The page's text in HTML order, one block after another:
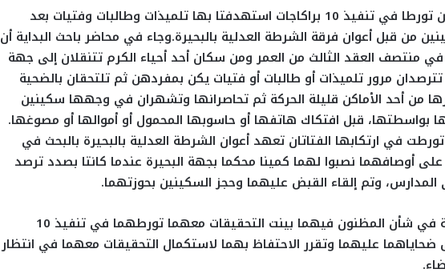
تم الإطاحة اليوم بفتاتين تورطا في تنفيذ 10 براكاجات استهدفتا بها تلميذات وطالبات وفتيات بعد
من قبل أعوان فرقة الشرطة العدلية بالبحيرة.وجاء في محاضر باحث البداية أن
منتصف العقد الثالث من العمر ومن سكان أحد أحياء الكرم تتنقلان إلى جهة
1 والبحيرة 2 ثم تترصدان مرور تلميذات أو طالبات أو فتيات يكن بمفردهن ثم تلتحقان بالضحية
من أحد الأماكن قليلة الحركة ثم تحاصرانها وتشهران في وجهها سكينين
بواسطتها، قبل افتكاك هاتفها أو حاسوبها المحمول أو أموالها أو مصوغها.
تورطت في ارتكابها الفتاتان تعهد أعوان الشرطة العدلية بالبحيرة بالبحث في
أوصافهما نصبوا لهما كمينا محكما بجهة البحيرة عندما كانتا بصدد ترصد
وتم إلقاء القبض عليهما وحجز السكينين بحوزتهما.
وبمباشرة الأبحاث اللازمة في شأن المظنون فيهما بينت التحقيقات معهما تورطهما في تنفيذ 10
عليهما وتقرر الاحتفاظ بهما لاستكمال التحقيقات معهما في انتظار